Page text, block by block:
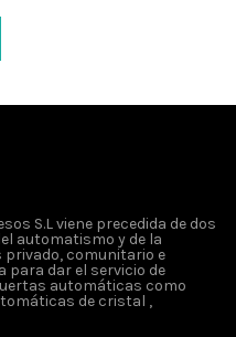
S.L viene precedida de dos
automatismo y de la
comunitario e
para dar el servicio de
automáticas como
de cristal ,